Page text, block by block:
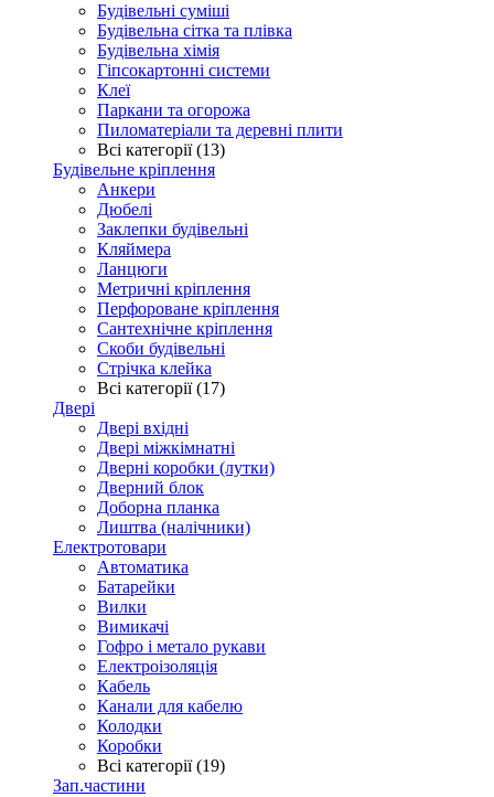
Будівельні суміші
Будівельна сітка та плівка
Будівельна хімія
Гіпсокартонні системи
Клеї
Паркани та огорожа
Пиломатеріали та деревні плити
Всі категорії (13)
Будівельне кріплення
Анкери
Дюбелі
Заклепки будівельні
Кляймера
Ланцюги
Метричні кріплення
Перфороване кріплення
Сантехнічне кріплення
Скоби будівельні
Стрічка клейка
Всі категорії (17)
Двері
Двері вхідні
Двері міжкімнатні
Дверні коробки (лутки)
Дверний блок
Доборна планка
Лиштва (налічники)
Електротовари
Автоматика
Батарейки
Вилки
Вимикачі
Гофро і метало рукави
Електроізоляція
Кабель
Канали для кабелю
Колодки
Коробки
Всі категорії (19)
Зап.частини